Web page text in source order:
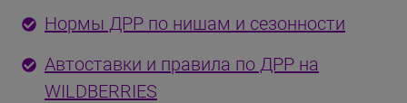
Нормы ДРР по нишам и сезонности
Автоставки и правила по ДРР на
WILDBERRIES